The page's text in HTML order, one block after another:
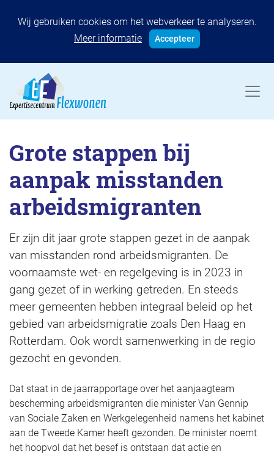
Wij gebruiken cookies om het webverkeer te analyseren.
Meer informatie
Accepteer
Grote stappen bij
aanpak misstanden
arbeidsmigranten
Er zijn dit jaar grote stappen gezet in de aanpak
van misstanden rond arbeidsmigranten. De
voornaamste wet- en regelgeving is in 2023 in
gang gezet of in werking getreden. En steeds
meer gemeenten hebben integraal beleid op het
gebied van arbeidsmigratie zoals Den Haag en
Rotterdam. Ook wordt samenwerking in de regio
gezocht en gevonden.
Dat staat in de jaarrapportage over het aanjaagteam
bescherming arbeidsmigranten die minister Van Gennip
van Sociale Zaken en Werkgelegenheid namens het kabinet
aan de Tweede Kamer heeft gezonden. De minister noemt
het hoopvol dat het besef is ontstaan dat actie en